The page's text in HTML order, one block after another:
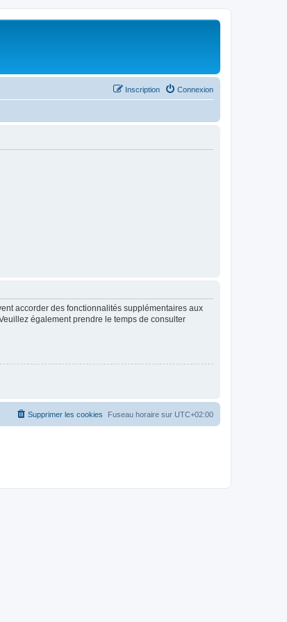
Connexion
Inscription
accorder des fonctionnalités supplémentaires aux
également prendre le temps de consulter
Fuseau horaire sur UTC+02:00
Supprimer les cookies